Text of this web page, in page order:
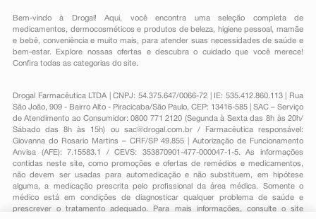
Bem-vindo à Drogal! Aqui, você encontra uma seleção completa de
medicamentos , dermocosméticos e produtos de beleza, higiene pessoal ,mamãe
e bebê, conveniênciae muito mais, para atender suas necessidades de saúde e
bem-estar. Explore nossas ofertas e descubra o cuidado que você merece!
Confira todas as categorias do site.
Drogal Farmacêutica LTDA | CNPJ: 54.375.647/0066-72 | IE: 535.412.860.113 | Rua
São João, 909 - Bairro Alto - Piracicaba/São Paulo, CEP: 13416-585 | SAC – Serviço
de Atendimento ao Consumidor: 0800 771 2120 (Segunda à Sexta das 8h às 20h/
Sábado das 8h às 15h) ou sac@drogal.com.br/ Farmacêutica responsável:
Giovanna do Rosario Martins – CRF/SP 49.855 | Autorização de Funcionamento
Anvisa (AFE): 7.15583.1 / CEVS: 353870901-477-000047-1-5. As informações
contidas neste site, como promoções e ofertas de remédios e medicamentos,
não devem ser usadas para automedicação e não substituem, em hipótese
alguma, a medicação prescrita pelo profissional da área médica. Somente o
médico está em condições de diagnosticar qualquer problema de saúde e
prescrever o tratamento adequado. Para mais informações, consulte o site